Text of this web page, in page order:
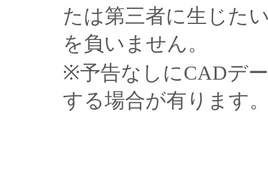
たは第三者に生じた
を負いません。
※予告なしにCADデ
する場合が有ります